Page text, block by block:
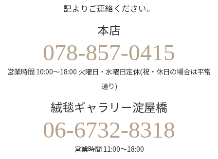
記よりご連絡ください。
本店
078-857-0415
営業時間 10:00～18:00 火曜日・水曜日定休(祝・休日の場合は平常
通り)
絨毯ギャラリー淀屋橋
06-6732-8318
営業時間 11:00～18:00